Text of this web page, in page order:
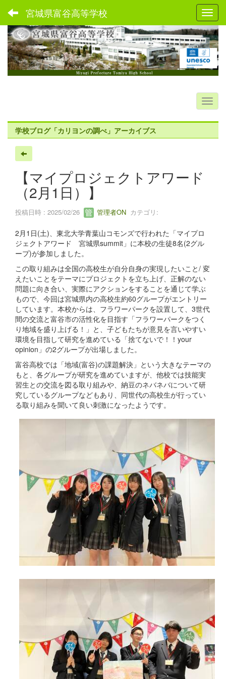
宮城県富谷高等学校
学校ブログ「カリヨンの調べ」アーカイブス
【マイプロジェクトアワード
（2月1日）】
投稿日時 : 2025/02/26 管理者ON カテゴリ:
2月1日(土)、東北大学青葉山コモンズで行われた「マイプロ
ジェクトアワード 宮城県summit」に本校の生徒8名(2グル
ープ)が参加しました。
この取り組みは全国の高校生が自分自身の実現したいこと/ 変
えたいことをテーマにプロジェクトを立ち上げ、正解のない
問題に向き合い、実際にアクションをすることを通じて学ぶ
もので、今回は宮城県内の高校生約60グループがエントリー
しています。本校からは、フラワーパークを設置して、3世代
間の交流と富谷市の活性化を目指す「フラワーパークをつく
り地域を盛り上げる！」と、子どもたちが意見を言いやすい
環境を目指して研究を進めている「捨てないで！！your
opinion」の2グループが出場しました。
富谷高校では「地域(富谷)の課題解決」という大きなテーマの
もと、各グループが研究を進めていますが、他校では技能実
習生との交流を図る取り組みや、納豆のネバネバについて研
究しているグループなどもあり、同世代の高校生が行ってい
る取り組みを聞いて良い刺激になったようです。